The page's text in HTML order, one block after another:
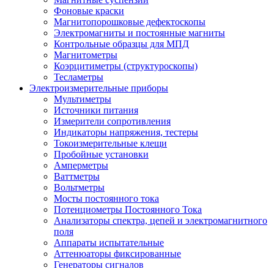
Фоновые краски
Магнитопорошковые дефектоскопы
Электромагниты и постоянные магниты
Контрольные образцы для МПД
Магнитометры
Коэрцитиметры (структуроскопы)
Тесламетры
Электроизмерительные приборы
Мультиметры
Источники питания
Измерители сопротивления
Индикаторы напряжения, тестеры
Токоизмерительные клещи
Пробойные установки
Амперметры
Ваттметры
Вольтметры
Мосты постоянного тока
Потенциометры Постоянного Тока
Анализаторы спектра, цепей и электромагнитного
поля
Аппараты испытательные
Аттенюаторы фиксированные
Генераторы сигналов